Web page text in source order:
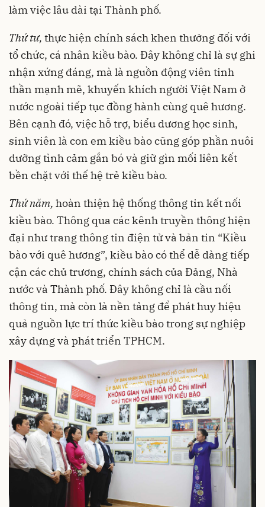
làm việc lâu dài tại Thành phố.
Thứ tư, thực hiện chính sách khen thưởng đối với
tổ chức, cá nhân kiều bào. Đây không chỉ là sự ghi
nhận xứng đáng, mà là nguồn động viên tinh
thần mạnh mẽ, khuyến khích người Việt Nam ở
nước ngoài tiếp tục đồng hành cùng quê hương.
Bên cạnh đó, việc hỗ trợ, biểu dương học sinh,
sinh viên là con em kiều bào cũng góp phần nuôi
dưỡng tình cảm gắn bó và giữ gìn mối liên kết
bền chặt với thế hệ trẻ kiều bào.
Thứ năm, hoàn thiện hệ thống thông tin kết nối
kiều bào. Thông qua các kênh truyền thông hiện
đại như trang thông tin điện tử và bản tin “Kiều
bào với quê hương”, kiều bào có thể dễ dàng tiếp
cận các chủ trương, chính sách của Đảng, Nhà
nước và Thành phố. Đây không chỉ là cầu nối
thông tin, mà còn là nền tảng để phát huy hiệu
quả nguồn lực trí thức kiều bào trong sự nghiệp
xây dựng và phát triển TPHCM.